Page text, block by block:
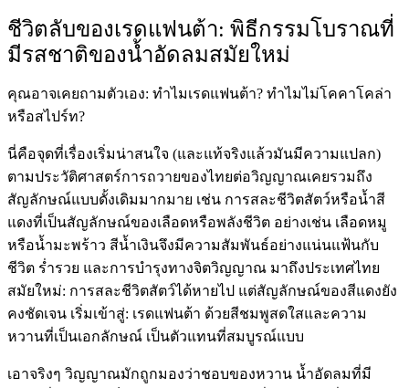
ชีวิตลับของเรดแฟนต้า: พิธีกรรมโบราณที่
มีรสชาติของน้ำอัดลมสมัยใหม่
คุณอาจเคยถามตัวเอง: ทำไมเรดแฟนต้า? ทำไมไม่โคคาโคล่า
หรือสไปร์ท?
นี่คือจุดที่เรื่องเริ่มน่าสนใจ (และแท้จริงแล้วมันมีความแปลก)
ตามประวัติศาสตร์การถวายของไทยต่อวิญญาณเคยรวมถึง
สัญลักษณ์แบบดั้งเดิมมากมาย เช่น การสละชีวิตสัตว์หรือน้ำสี
แดงที่เป็นสัญลักษณ์ของเลือดหรือพลังชีวิต อย่างเช่น เลือดหมู
หรือน้ำมะพร้าว สีน้ำเงินจึงมีความสัมพันธ์อย่างแน่นแฟ้นกับ
ชีวิต ร่ำรวย และการบำรุงทางจิตวิญญาณ มาถึงประเทศไทย
สมัยใหม่: การสละชีวิตสัตว์ได้หายไป แต่สัญลักษณ์ของสีแดงยัง
คงชัดเจน เริ่มเข้าสู่: เรดแฟนต้า ด้วยสีชมพูสดใสและความ
หวานที่เป็นเอกลักษณ์ เป็นตัวแทนที่สมบูรณ์แบบ
เอาจริงๆ วิญญาณมักถูกมองว่าชอบของหวาน น้ำอัดลมที่มี